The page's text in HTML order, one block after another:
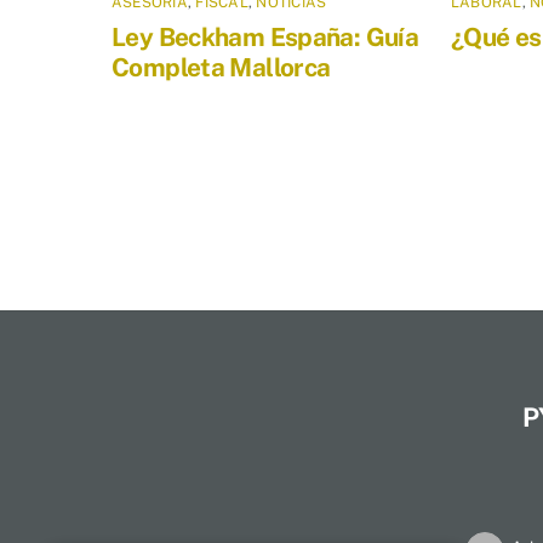
Ley Beckham España: Guía
Completa Mallorca
¿Qué